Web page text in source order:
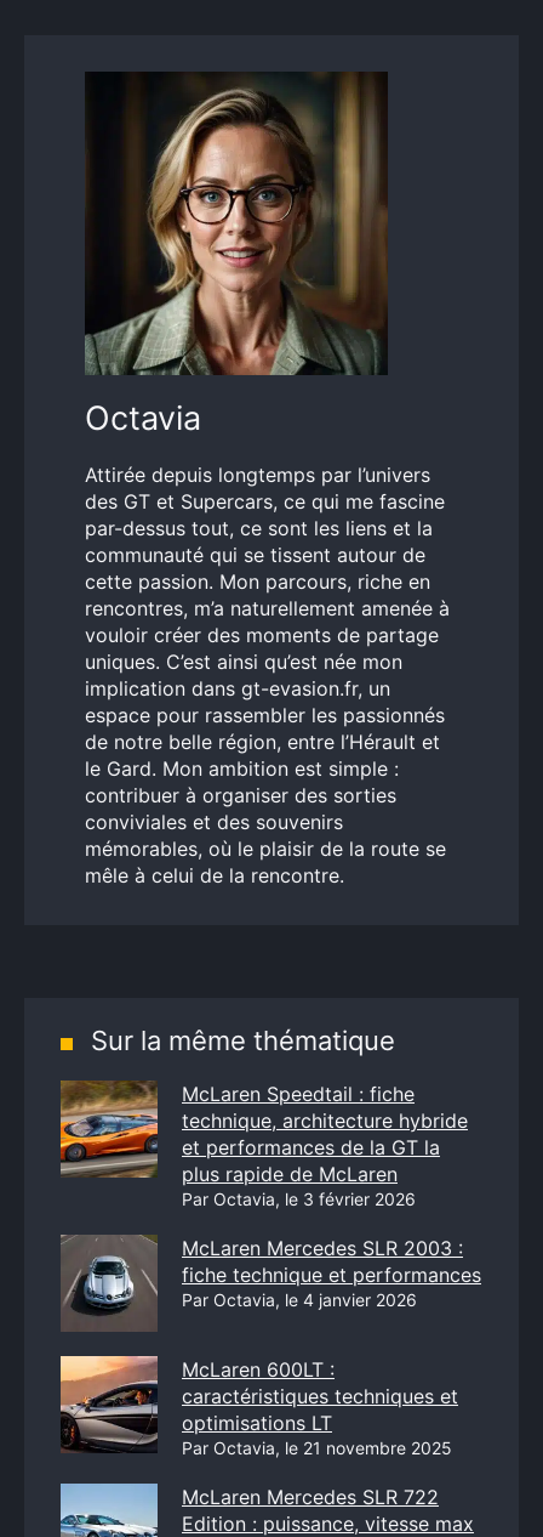
Octavia
Attirée depuis longtemps par l’univers
des GT et Supercars, ce qui me fascine
par-dessus tout, ce sont les liens et la
communauté qui se tissent autour de
cette passion. Mon parcours, riche en
rencontres, m’a naturellement amenée à
vouloir créer des moments de partage
uniques. C’est ainsi qu’est née mon
implication dans gt-evasion.fr, un
espace pour rassembler les passionnés
de notre belle région, entre l’Hérault et
le Gard. Mon ambition est simple :
contribuer à organiser des sorties
conviviales et des souvenirs
mémorables, où le plaisir de la route se
mêle à celui de la rencontre.
Sur la même thématique
McLaren Speedtail : fiche
technique, architecture hybride
et performances de la GT la
plus rapide de McLaren
Par Octavia, le 3 février 2026
McLaren Mercedes SLR 2003 :
fiche technique et performances
Par Octavia, le 4 janvier 2026
McLaren 600LT :
caractéristiques techniques et
optimisations LT
Par Octavia, le 21 novembre 2025
McLaren Mercedes SLR 722
Edition : puissance, vitesse max